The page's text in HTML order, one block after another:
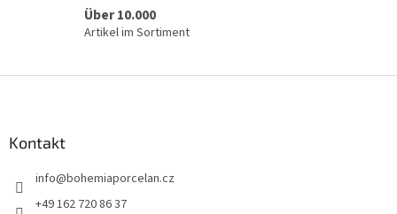
Über 10.000
Artikel im Sortiment
Kontakt
info@bohemiaporcelan.cz
+49 162 720 86 37